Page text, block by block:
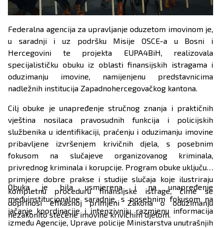
Federalna agencija za upravljanje oduzetom imovinom je,
u saradnji i uz podršku Misije OSCE-a u Bosni i
Hercegovini te projekta EUPA4BiH, realizovala
specijalističku obuku iz oblasti finansijskih istragama i
oduzimanju imovine, namijenjenu predstavnicima
nadležnih institucija Zapadnohercegovačkog kantona.
Cilj obuke je unapređenje stručnog znanja i praktičnih
vještina nosilaca pravosudnih funkcija i policijskih
službenika u identifikaciji, praćenju i oduzimanju imovine
pribavljene izvršenjem krivičnih djela, s posebnim
fokusom na slučajeve organizovanog kriminala,
privrednog kriminala i korupcije. Program obuke uključuje
primjere dobre prakse i studije slučaja koje ilustriraju
kompletnu proceduru finansijske istrage, čime se
doprinosi efikasnoj primjeni Zakona o oduzimanju
nezakonito stečene imovine krivičnim djelom.
Obuka je bila usmjerena i na unapređenje
međuinstitucionalne saradnje, s posebnim fokusom na
jačanje koordinacije i intenzivniju razmjenu informacija
između Agencije, Uprave policije Ministarstva unutrašnjih